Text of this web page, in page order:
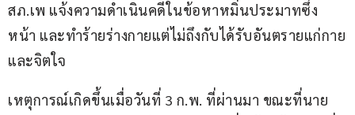
สภ.เพ แจ้งความดำเนินคดีในข้อหาหมิ่นประมาทซึ่ง
หน้า และทำร้ายร่างกายแต่ไม่ถึงกับได้รับอันตรายแก่กาย
และจิตใจ
เหตุการณ์เกิดขึ้นเมื่อวันที่ 3 ก.พ. ที่ผ่านมา ขณะที่นาย